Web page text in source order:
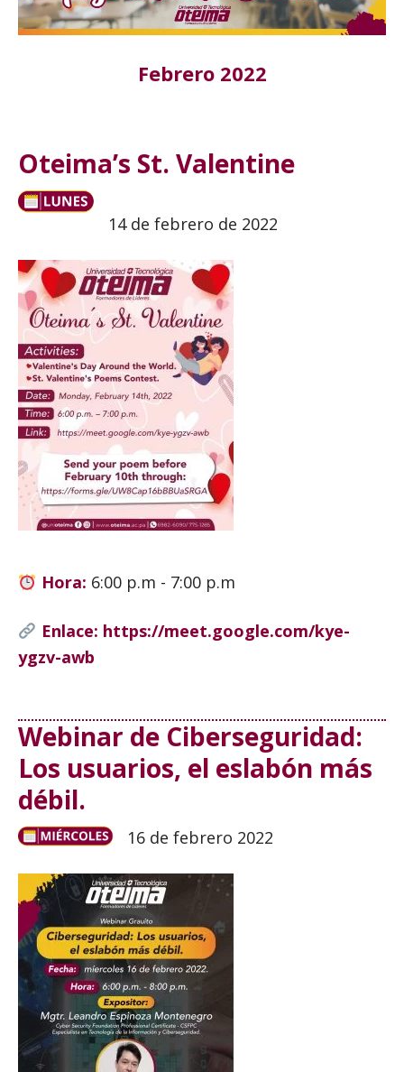
Febrero 2022
Oteima’s St. Valentine
14 de febrero de 2022
Hora: 6:00 p.m - 7:00 p.m
Enlace: https://meet.google.com/kye-
ygzv-awb
Webinar de Ciberseguridad:
Los usuarios, el eslabón más
débil.
16 de febrero 2022